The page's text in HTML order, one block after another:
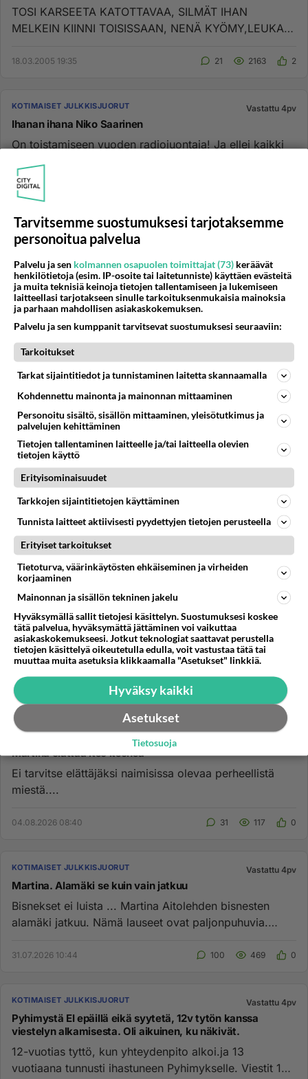
TOSI KARSEETA KATOTTAVAA, SILMÄT IHAN
MELKEIN KIINNI TOISISSAAN, NENÄ KYÖMY,LEUKA
18.03.2005 19:35 21 2163 2
KOTIMAISET JULKKISJUORUT Vastattu 4pv
Ihanan ihana Niko Saarinen
On toistamiseen vuoden radiojuontaja! Ja ellei kaikki
tykkää, olkaa iloisia edes siit ettei Eerikäinen ollut.
Jeejer, tä...
12.04.2024 20:30
KOTIMAISET JULKKISJUORUT
On paha ilman lintu., on ennustanut kurjaa, kylmää,
tuulista säätä syksyksi. Enää ei tule kesäisiä päiviä.. se
oli täss...
02.08.2026 10:05 11 56
KOTIMAISET JULKKISJUORUT Vastattu 4pv
Ja-Kukkonen syytettynä kolmesta pahoinpitelystä.
Miehellä on rahaa ja omaisuutta. Onnea ei
rakkaudessa. Luonne on todellakin ikävä, koska
syytteen saanut kolmesta pahoin...
04.08.2026 06:56
KOTIMAISET JULKKISJUORUT
Martina elättää itse itsensä
Ei tarvitse elättäjäksi naimisissa olevaa perheellistä
miestä....
04.08.2026 08:40 31 117 0
KOTIMAISET JULKKISJUORUT Vastattu 4pv
Martina. Alamäki se kuin vain jatkuu
Bisnekset ei luista ... Martina Aitolehden bisnesten
alamäki jatkuu. Nämä lauseet ovat paljonpuhuvia.
31.07.2026 10:44 100 469 0
KOTIMAISET JULKKISJUORUT Vastattu 4pv
Pyhimystä EI epäillä eikä syytetä, 12v tytön kanssa
viestelyn alkamisesta. Oli aikuinen, ku näkivät.
12-vuotias tyttö, kun yhteydenpito alkoi.ja 13
vuotiaana tunnusti ihastuneen Pyhimykselle. Viestit 17-
Tarvitsemme suostumuksesi tarjotaksemme
personoitua palvelua
Palvelu ja sen kolmannen osapuolen toimittajat (73) keräävät
henkilötietoja (esim. IP-osoite tai laitetunniste) käyttäen evästeitä
ja muita teknisiä keinoja tietojen tallentamiseen ja lukemiseen
laitteellasi tarjotakseen sinulle tarkoituksenmukaisia mainoksia
ja parhaan mahdollisen asiakaskokemuksen.
Palvelu ja sen kumppanit tarvitsevat suostumuksesi seuraaviin:
Tarkoitukset
Tarkat sijaintitiedot ja tunnistaminen laitetta skannaamalla
Kohdennettu mainonta ja mainonnan mittaaminen
Personoitu sisältö, sisällön mittaaminen, yleisötutkimus ja
palvelujen kehittäminen
Tietojen tallentaminen laitteelle ja/tai laitteella olevien
tietojen käyttö
Erityisominaisuudet
Tarkkojen sijaintitietojen käyttäminen
Tunnista laitteet aktiivisesti pyydettyjen tietojen perusteella
Erityiset tarkoitukset
Tietoturva, väärinkäytösten ehkäiseminen ja virheiden
korjaaminen
Mainonnan ja sisällön tekninen jakelu
Hyväksymällä sallit tietojesi käsittelyn. Suostumuksesi koskee
tätä palvelua, hyväksymättä jättäminen voi vaikuttaa
asiakaskokemukseesi. Jotkut teknologiat saattavat perustella
tietojen käsittelyä oikeutetulla edulla, voit vastustaa tätä tai
muuttaa muita asetuksia klikkaamalla "Asetukset" linkkiä.
Hyväksy kaikki
Asetukset
Tietosuoja